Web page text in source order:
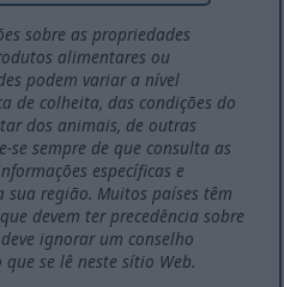
sobre as propriedades
alimentares ou
podem variar a nível
de colheita, das condições do
dos animais, de outras
se sempre de que consulta as
específicas e
região. Muitos países têm
devem ter precedência sobre
ignorar um conselho
se lê neste sítio Web.